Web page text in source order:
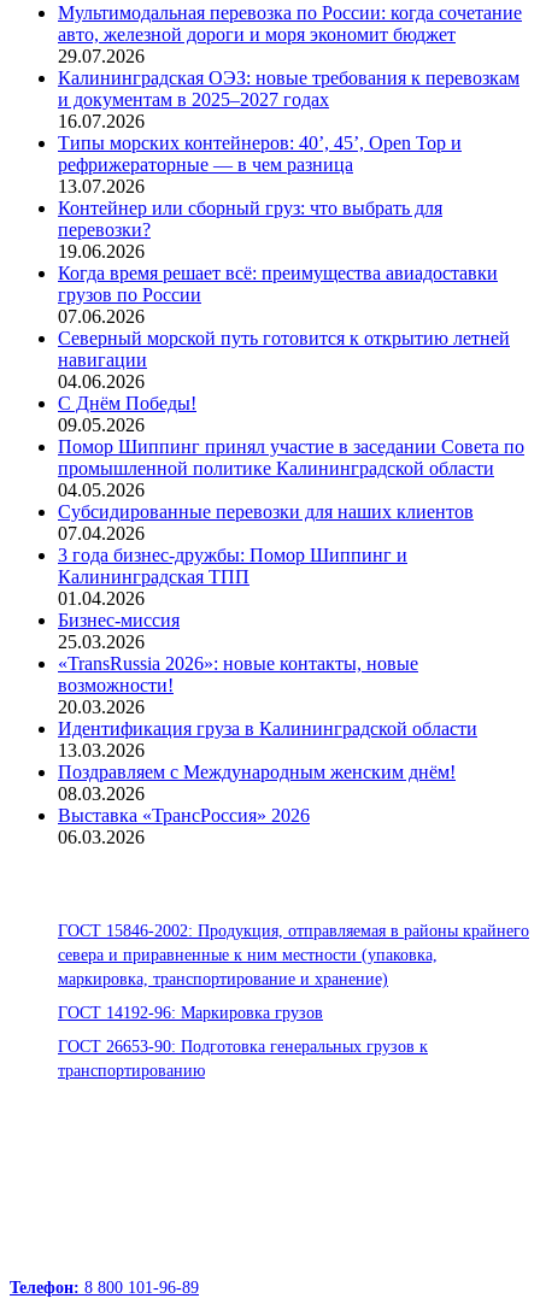
Мультимодальная перевозка по России: когда сочетание
авто, железной дороги и моря экономит бюджет
29.07.2026
Калининградская ОЭЗ: новые требования к перевозкам
и документам в 2025–2027 годах
16.07.2026
Типы морских контейнеров: 40’, 45’, Open Top и
рефрижераторные — в чем разница
13.07.2026
Контейнер или сборный груз: что выбрать для
перевозки?
19.06.2026
Когда время решает всё: преимущества авиадоставки
грузов по России
07.06.2026
Северный морской путь готовится к открытию летней
навигации
04.06.2026
С Днём Победы!
09.05.2026
Помор Шиппинг принял участие в заседании Совета по
промышленной политике Калининградской области
04.05.2026
Субсидированные перевозки для наших клиентов
07.04.2026
3 года бизнес-дружбы: Помор Шиппинг и
Калининградская ТПП
01.04.2026
Бизнес-миссия
25.03.2026
«TransRussia 2026»: новые контакты, новые
возможности!
20.03.2026
Идентификация груза в Калининградской области
13.03.2026
Поздравляем с Международным женским днём!
08.03.2026
Выставка «ТрансРоссия» 2026
06.03.2026
ГОСТ 15846-2002: Продукция, отправляемая в районы крайнего
севера и приравненные к ним местности (упаковка,
маркировка, транспортирование и хранение)
ГОСТ 14192-96: Маркировка грузов
ГОСТ 26653-90: Подготовка генеральных грузов к
транспортированию
Телефон: 8 800 101-96-89